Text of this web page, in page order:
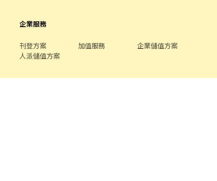
企業服務
刊登方案 加值服務
企業儲值方案
人派儲值方案